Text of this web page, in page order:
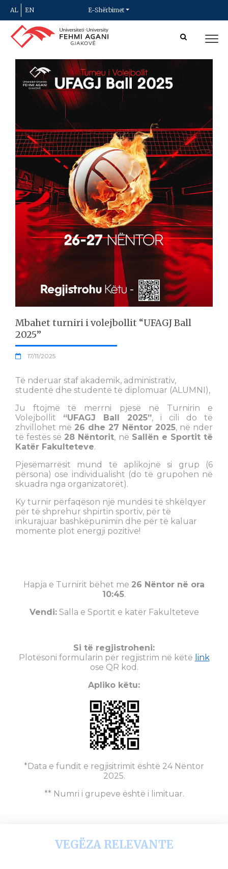
AL EN E-Shërbimet
Mbahet turniri i volejbollit “UFAGJ Ball
2025”
17/11/2025
Të nderuar staf akademik, administrativ,
studentë dhe studentë të diplomuar (ALUMNI),
Ju ftojmë të merrni pjesë në Turnirin e
Volejbollit “UFAGJ Ball 2025”, i cili do të
zhvillohet më 26 dhe 27 Nëntor 2025, në nder
të festës së 28 Nëntorit, në Sallën e Sportit të
Katër Fakulteteve.
Pjesëmarrësit mund të aplikojnë si grup (6
përsona) ose individualisht (do të grupohen në
skuadra nga organizatorët).
Ky turnir përfaqëson një mundësi të shkëlqyer
për të shprehur shpirtin sportiv, për të
inkurajuar bashkëpunimin dhe për të kaluar
momente plot energji pozitive!
Hapja e Turnirit bëhet me 26 Nëntor në ora
10:45.
Vendi:Salla e Sportit e katër Fakulteteve
Si të regjistroheni:
Plotësoni formularin për regjistrim në këtë link
ose QR kod.
Apliko këtu:
*Data e fundit e regjisitrimit është 24 Nëntor
2025.
** Numri i grupeve është i limituar.
VEGËZA RELEVANTE